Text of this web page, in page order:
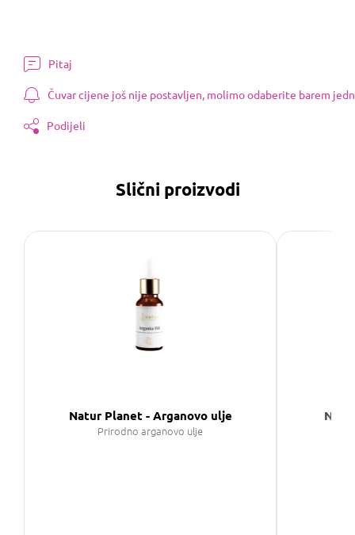
Pitaj
Čuvar cijene još nije postavljen, molimo odaberite barem
Podijeli
Slični proizvodi
Natur Planet - Arganovo ulje
Prirodno arganovo ulje